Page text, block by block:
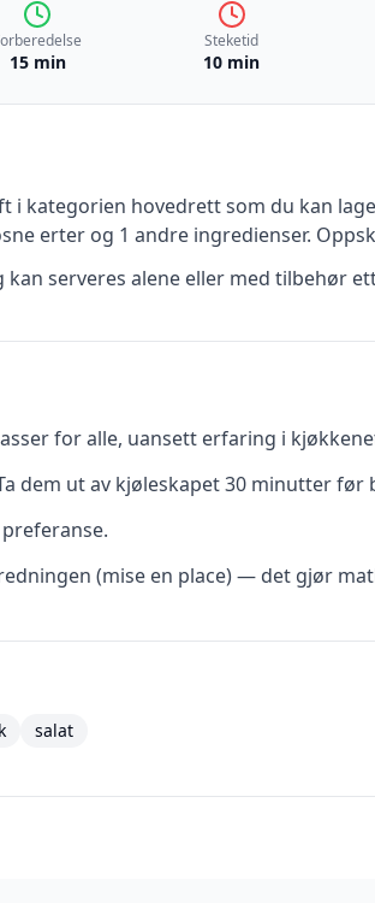
15 min
Steketid
10 min
i kategorien hovedrettsom du kan
erter og 1 andre ingredienser.
serveres alene eller med tilbehør
for alle, uansett erfaring i
dem ut av kjøleskapet 30 minutter før
(mise en place) — det gjør
salat